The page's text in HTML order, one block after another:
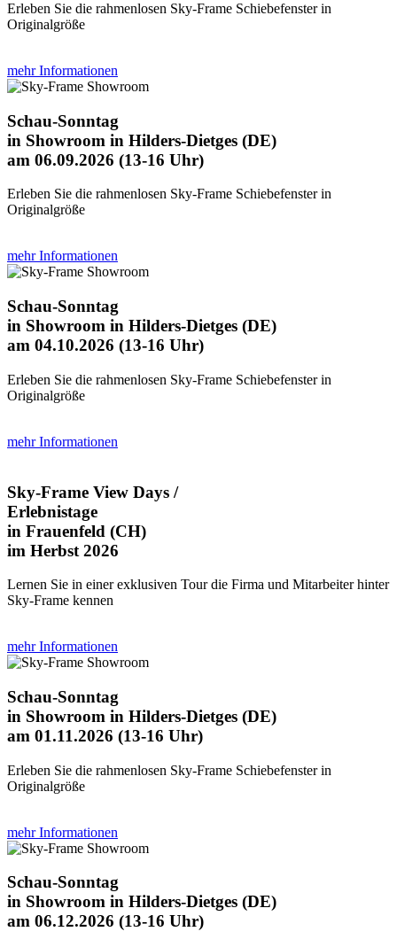
Erleben Sie die rahmenlosen Sky-Frame Schiebefenster in
Originalgröße
mehr Informationen
Schau-Sonntag
in Showroom in Hilders-Dietges (DE)
am 06.09.2026 (13-16 Uhr)
Erleben Sie die rahmenlosen Sky-Frame Schiebefenster in
Originalgröße
mehr Informationen
Schau-Sonntag
in Showroom in Hilders-Dietges (DE)
am 04.10.2026 (13-16 Uhr)
Erleben Sie die rahmenlosen Sky-Frame Schiebefenster in
Originalgröße
mehr Informationen
Sky-Frame View Days /
Erlebnistage
in Frauenfeld (CH)
im Herbst 2026
Lernen Sie in einer exklusiven Tour die Firma und Mitarbeiter hinter
Sky-Frame kennen
mehr Informationen
Schau-Sonntag
in Showroom in Hilders-Dietges (DE)
am 01.11.2026 (13-16 Uhr)
Erleben Sie die rahmenlosen Sky-Frame Schiebefenster in
Originalgröße
mehr Informationen
Schau-Sonntag
in Showroom in Hilders-Dietges (DE)
am 06.12.2026 (13-16 Uhr)